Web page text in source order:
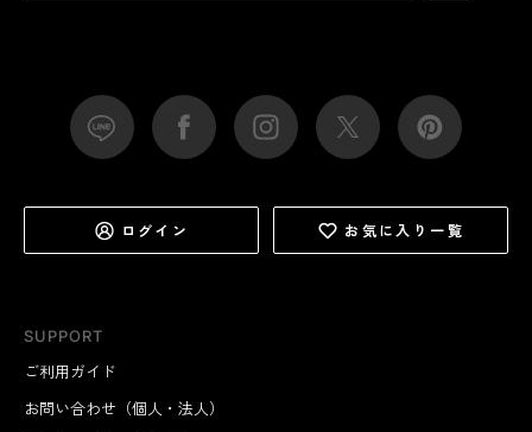
SUPPORT
ご利用ガイド
お問い合わせ（個人・法人）
ログイン お気に入り一覧